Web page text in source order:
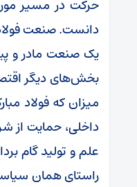
حرکت در مسیر
دانست. صنعت
یک صنعت مادر و
بخش‌های دیگر
میزان که فولاد
داخلی، حمایت از
علم و تولید گام
راستای همان